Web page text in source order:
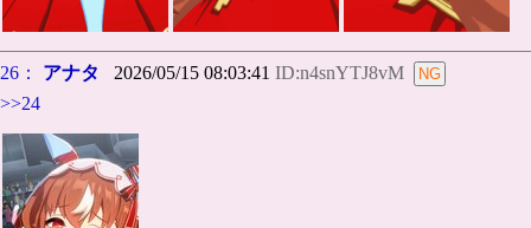
26： アナタ 2026/05/15 08:03:41 ID:n4snYTJ8vM
>>24